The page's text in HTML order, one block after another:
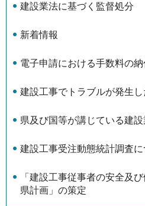
建設業法に基づく監督処分
新着情報
電子申請における手数料の
建設工事でトラブルが発生
県及び国等が講じている建
建設工事受注動態統計調査に
「建設工事従事者の安全及
県計画」の策定